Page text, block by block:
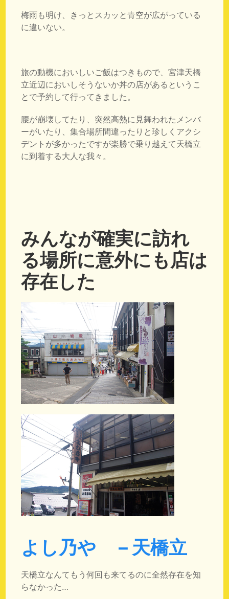
梅雨も明け、きっとスカッと青空が広がっている
に違いない。
旅の動機においしいご飯はつきもので、宮津天橋
立近辺においしそうないか丼の店があるというこ
とで予約して行ってきました。
腰が崩壊してたり、突然高熱に見舞われたメンバ
ーがいたり、集合場所間違ったりと珍しくアクシ
デントが多かったですが楽勝で乗り越えて天橋立
に到着する大人な我々。
みんなが確実に訪れ
る場所に意外にも店は
存在した
よし乃や – 天橋立
天橋立なんてもう何回も来てるのに全然存在を知
らなかった…